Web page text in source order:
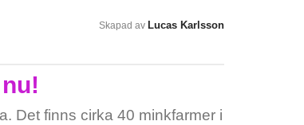
och födde strax efter
till och med de valpar som
kan man för
max 2 års fängelse. Vi menar
Skapad av Lucas Karlsson
Det finns cirka 40 minkfarmer i